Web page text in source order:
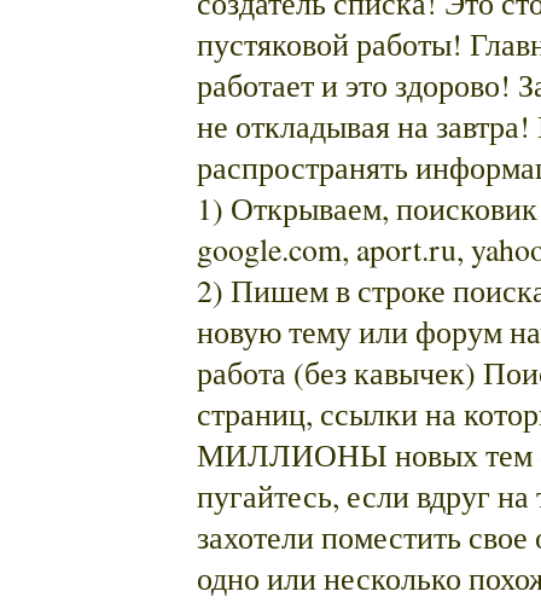
пустяковой работы!
работает и это здорово!
не откладывая на
распространять
1) Открываем,
google.com, aport.ru,
2) Пишем в строке
новую тему или форум
работа (без кавычек)
страниц, ссылки на
МИЛЛИОНЫ новых тем
пугайтесь, если вдруг
захотели поместить
одно или несколько